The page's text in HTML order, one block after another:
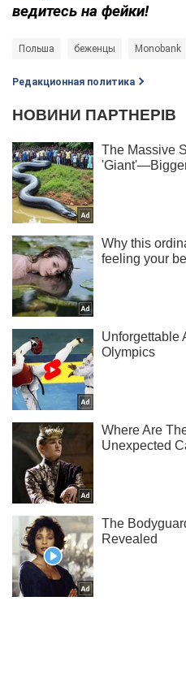
ведитесь на фейки!
Польша беженцы Monobank
Редакционная политика